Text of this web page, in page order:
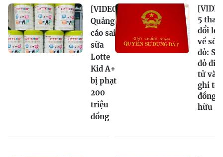
[VIDEO]
Quảng
cáo sai
sữa
Lotte
Kid A+
bị phạt
200
triệu
đồng
5 thay
đổi lớn
về sổ
đỏ: Sổ
đỏ
tử và
ghi tên
đồng
hữu